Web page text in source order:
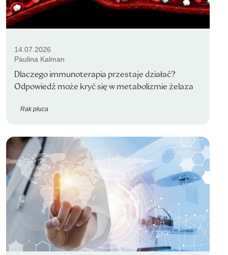
14.07.2026
Paulina Kalman
Dlaczego immunoterapia przestaje działać?
Odpowiedź może kryć się w metabolizmie żelaza
Rak płuca